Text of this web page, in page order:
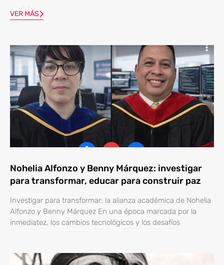
VER MÁS
Nohelia Alfonzo y Benny Márquez: investigar
para transformar, educar para construir paz
Investigar para transformar: la alianza académica de Nohelia
Alfonzo y Benny Márquez En una época marcada por la
inmediatez, los cambios tecnológicos y los desafíos